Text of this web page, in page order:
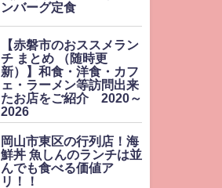
ンバーグ定食
【赤磐市のおススメラン
チ まとめ （随時更
新）】和食・洋食・カフ
ェ・ラーメン等訪問出来
たお店をご紹介 2020～
2026
岡山市東区の行列店！海
鮮丼 魚しんのランチは並
んでも食べる価値ア
リ！！